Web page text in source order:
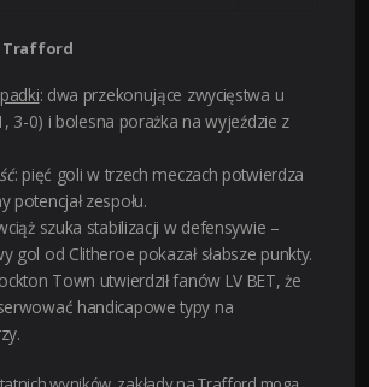
Trafford
: dwa przekonujące zwycięstwa u
3-0) i bolesna porażka na wyjeździe z
: pięć goli w trzech meczach potwierdza
potencjał zespołu.
szuka stabilizacji w defensywie –
gol od Clitheroe pokazał słabsze punkty.
Town utwierdził fanów LV BET, że
handicapowe typy na